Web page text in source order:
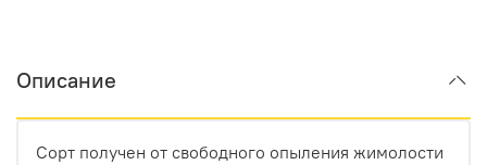
Описание
Сорт получен от свободного опыления жимолости